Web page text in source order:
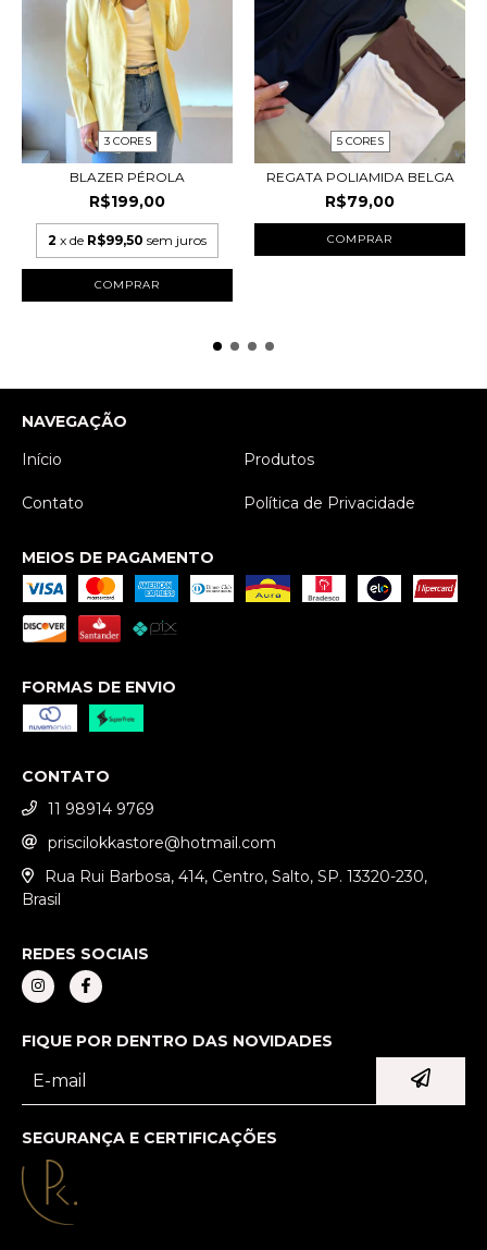
3 CORES
BLAZER PÉROLA
R$199,00
2 x de R$99,50 sem juros
COMPRAR
5 CORES
REGATA POLIAMIDA BELGA
R$79,00
COMPRAR
NAVEGAÇÃO
Início
Produtos
Contato Política de Privacidade
MEIOS DE PAGAMENTO
FORMAS DE ENVIO
CONTATO
11 98914 9769
priscilokkastore@hotmail.com
Rua Rui Barbosa, 414, Centro, Salto, SP. 13320-230,
Brasil
REDES SOCIAIS
FIQUE POR DENTRO DAS NOVIDADES
SEGURANÇA E CERTIFICAÇÕES